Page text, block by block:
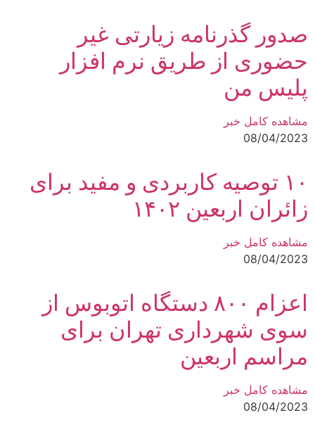
صدور گذرنامه زیارتی غیر
حضوری از طریق نرم افزار
پلیس من
مشاهده کامل خبر
08/04/2023
۱۰ توصیه‌ کاربردی و مفید برای
زائران اربعین ۱۴۰۲
مشاهده کامل خبر
08/04/2023
اعزام ۸۰۰ دستگاه اتوبوس از
سوی شهرداری تهران برای
مراسم اربعین
مشاهده کامل خبر
08/04/2023